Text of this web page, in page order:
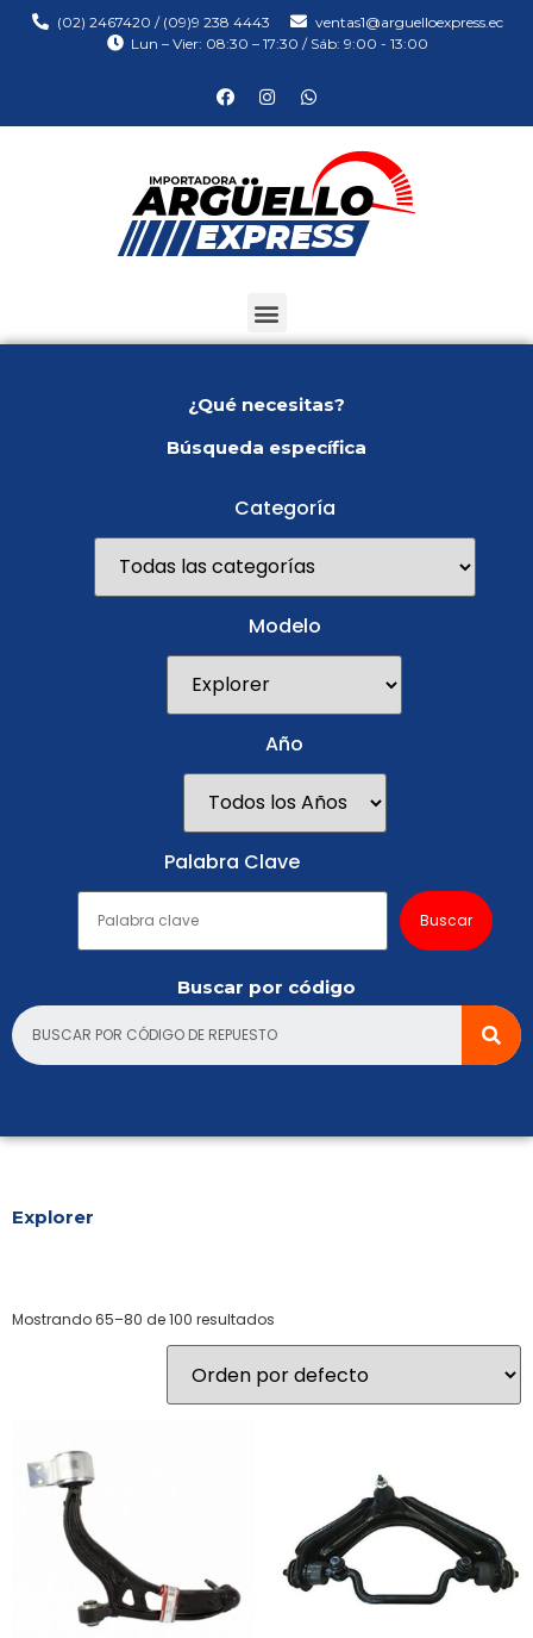
(02) 2467420 / (09)9 238 4443
ventas1@arguelloexpress.ec
Lun – Vier: 08:30 – 17:30 / Sáb: 9:00 - 13:00
¿Qué necesitas?
Búsqueda específica
Categoría
Modelo
Año
Palabra Clave
Buscar por código
Explorer
Mostrando 65–80 de 100 resultados